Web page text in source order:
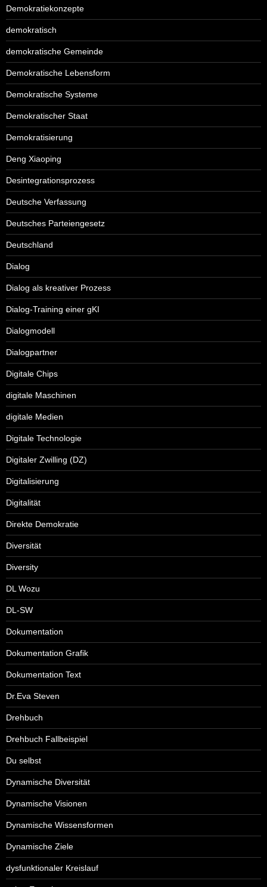
Demokratiekonzepte
demokratisch
demokratische Gemeinde
Demokratische Lebensform
Demokratische Systeme
Demokratischer Staat
Demokratisierung
Deng Xiaoping
Desintegrationsprozess
Deutsche Verfassung
Deutsches Parteiengesetz
Deutschland
Dialog
Dialog als kreativer Prozess
Dialog-Training einer gKI
Dialogmodell
Dialogpartner
Digitale Chips
digitale Maschinen
digitale Medien
Digitale Technologie
Digitaler Zwilling (DZ)
Digitalisierung
Digitalität
Direkte Demokratie
Diversität
Diversity
DL Wozu
DL-SW
Dokumentation
Dokumentation Grafik
Dokumentation Text
Dr.Eva Steven
Drehbuch
Drehbuch Fallbeispiel
Du selbst
Dynamische Diversität
Dynamische Visionen
Dynamische Wissensformen
Dynamische Ziele
dysfunktionaler Kreislauf